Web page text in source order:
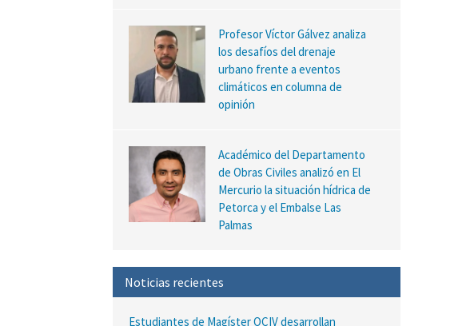
Profesor Víctor Gálvez analiza
los desafíos del drenaje
urbano frente a eventos
climáticos en columna de
opinión
Académico del Departamento
de Obras Civiles analizó en El
Mercurio la situación hídrica de
Petorca y el Embalse Las
Palmas
Noticias recientes
Estudiantes de Magíster OCIV desarrollan